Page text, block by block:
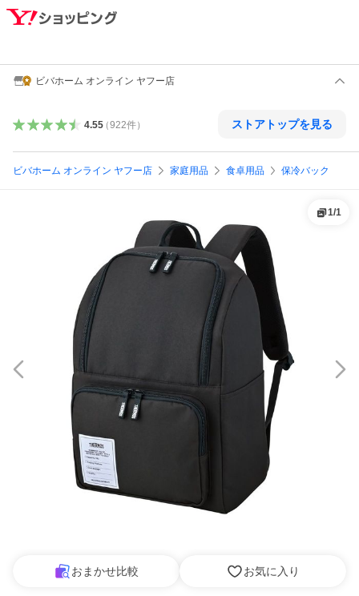
ビバホーム オンライン ヤフー店
4.55（922件） ストアトップを見る
ビバホーム オンライン ヤフー店 家庭用品 食卓用品 保冷バック
1/1
おまかせ比較 お気に入り